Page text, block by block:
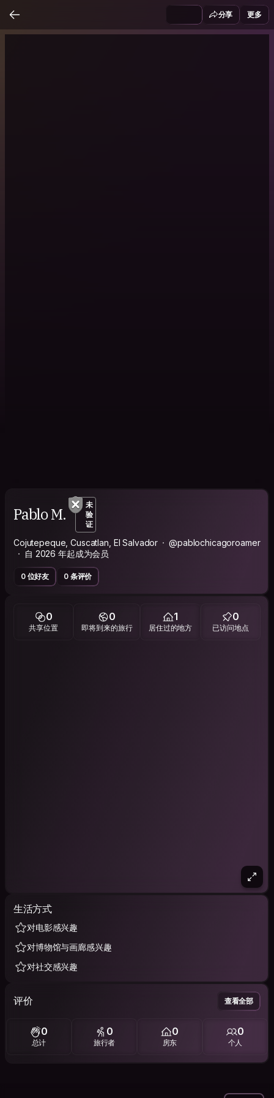
分享 更多
Pablo M.
未
验
证
Cojutepeque, Cuscatlan, El Salvador
@pablochicagoroamer
自 2026 年起成为会员
0 位好友 0 条评价
0
共享位置
0
即将到来的旅行
1
居住过的地方
0
已访问地点
生活方式
对电影感兴趣
对博物馆与画廊感兴趣
对社交感兴趣
评价 查看全部
0
总计
0
旅行者
0
房东
0
个人